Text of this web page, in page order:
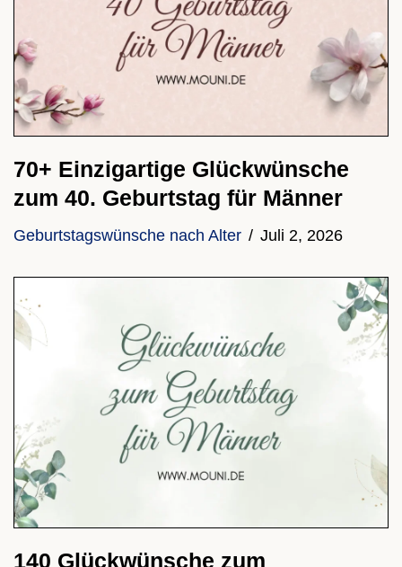
70+ Einzigartige Glückwünsche
zum 40. Geburtstag für Männer
Geburtstagswünsche nach Alter Juli 2, 2026
140 Glückwünsche zum